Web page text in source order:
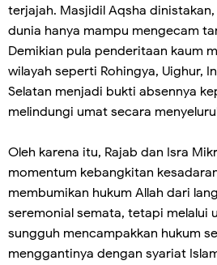
terjajah. Masjidil Aqsha
dunia hanya mampu mengecam
Demikian pula penderitaan kaum
wilayah seperti Rohingya, Uighur,
Selatan menjadi bukti absennya
melindungi umat secara
Oleh karena itu, Rajab dan Isra
momentum kebangkitan
membumikan hukum Allah dari
seremonial semata, tetapi melalui
sungguh mencampakkan hukum
menggantinya dengan syariat